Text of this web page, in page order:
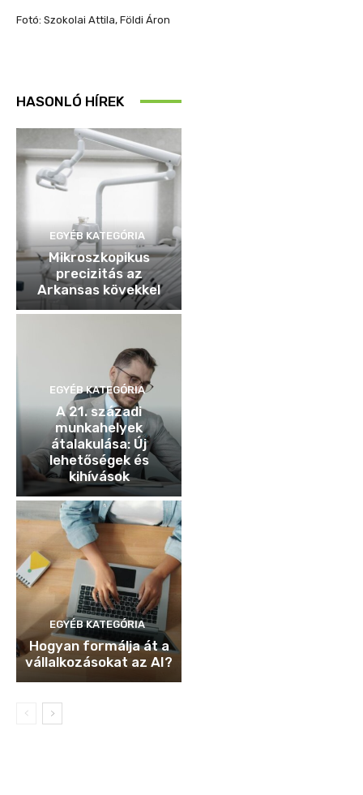
Fotó: Szokolai Attila, Földi Áron
HASONLÓ HÍREK
EGYÉB KATEGÓRIA
Mikroszkopikus
precizitás az
Arkansas kövekkel
EGYÉB KATEGÓRIA
A 21. századi
munkahelyek
átalakulása: Új
lehetőségek és
kihívások
EGYÉB KATEGÓRIA
Hogyan formálja át a
vállalkozásokat az AI?